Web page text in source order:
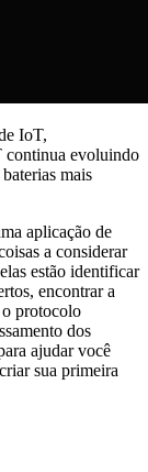
IoT,
continua evoluindo
mais
aplicação de
a considerar
estão identificar
encontrar a
o protocolo
dos
ajudar você
sua primeira